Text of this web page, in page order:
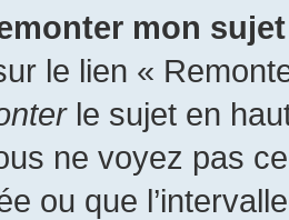
mon
le lien «
le sujet en
ne voyez pas
ou que